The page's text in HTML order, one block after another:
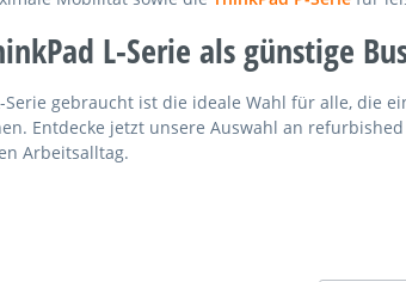
L-Serie als günstige
Serie gebraucht ist die ideale Wahl für alle, die
Entdecke jetzt unsere Auswahl an
Arbeitsalltag.